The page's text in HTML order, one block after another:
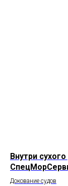
Внутри
Докование судов